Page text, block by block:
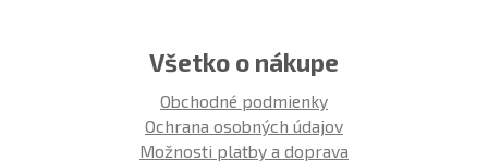
Všetko o nákupe
Obchodné podmienky
Ochrana osobných údajov
Možnosti platby a doprava